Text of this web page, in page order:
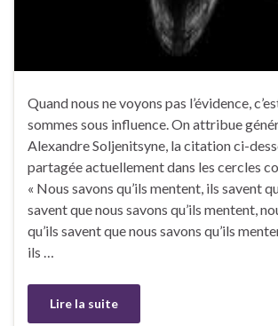
Quand nous ne voyons pas l’évidence,
sommes sous influence. On attribue
Alexandre Soljenitsyne, la citation ci-
partagée actuellement dans les cercles
« Nous savons qu’ils mentent, ils savent
savent que nous savons qu’ils mentent,
qu’ils savent que nous savons qu’ils
ils …
Lire la suite